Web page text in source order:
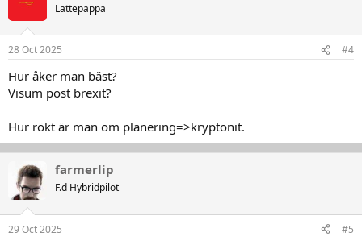
Lattepappa
28 Oct 2025 #4
Hur åker man bäst?
Visum post brexit?
Hur rökt är man om planering=>kryptonit.
farmerlip
F.d Hybridpilot
29 Oct 2025 #5